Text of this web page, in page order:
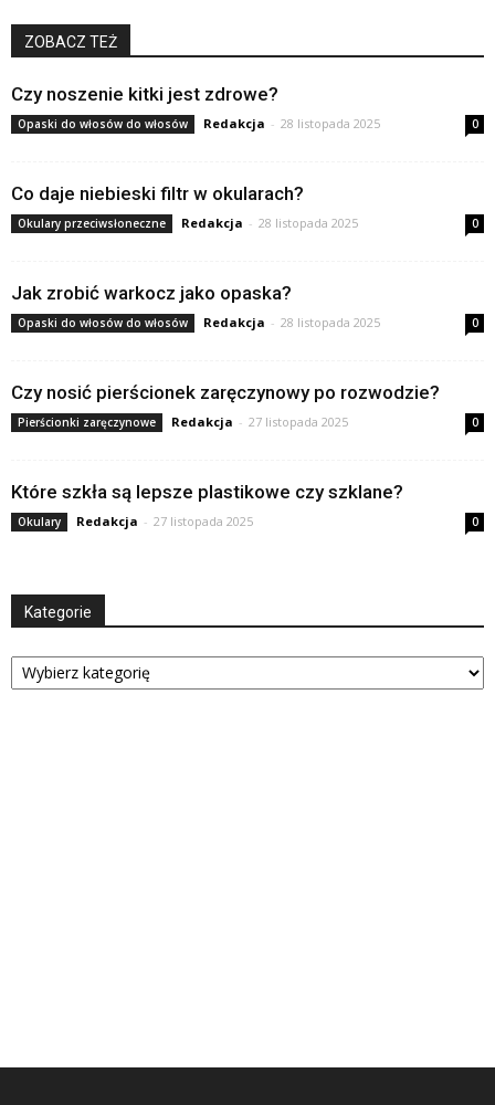
ZOBACZ TEŻ
Czy noszenie kitki jest zdrowe?
Opaski do włosów do włosów Redakcja - 28 listopada 2025 0
Co daje niebieski filtr w okularach?
Okulary przeciwsłoneczne Redakcja - 28 listopada 2025 0
Jak zrobić warkocz jako opaska?
Opaski do włosów do włosów Redakcja - 28 listopada 2025 0
Czy nosić pierścionek zaręczynowy po rozwodzie?
Pierścionki zaręczynowe Redakcja - 27 listopada 2025 0
Które szkła są lepsze plastikowe czy szklane?
Okulary Redakcja - 27 listopada 2025 0
Kategorie
Kategorie